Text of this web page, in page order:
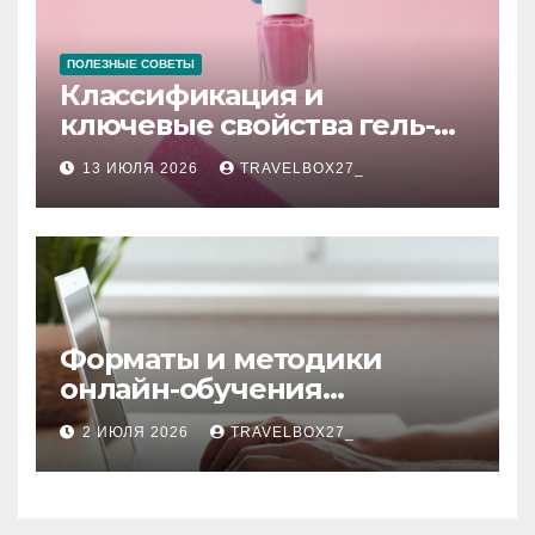
ПОЛЕЗНЫЕ СОВЕТЫ
Классификация и
ключевые свойства гель-
лаков для ногтей
13 ИЮЛЯ 2026 TRAVELBOX27_
Форматы и методики
онлайн-обучения
современным профессиям
2 ИЮЛЯ 2026 TRAVELBOX27_